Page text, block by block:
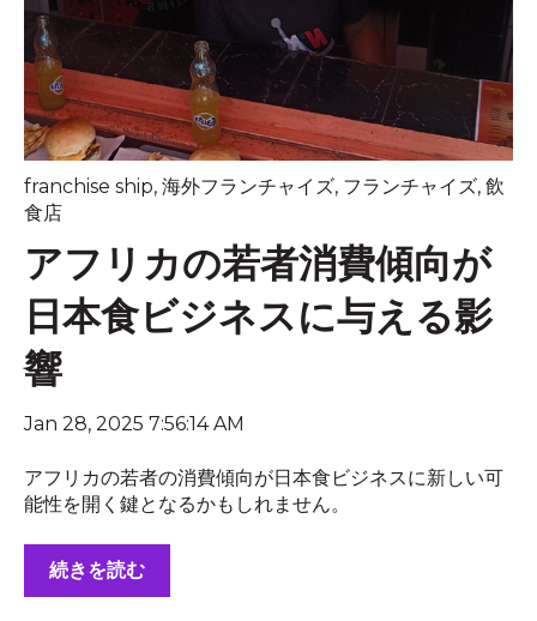
franchise ship, 海外フランチャイズ, フランチャイズ, 飲
食店
アフリカの若者消費傾向が
日本食ビジネスに与える影
響
Jan 28, 2025 7:56:14 AM
アフリカの若者の消費傾向が日本食ビジネスに新しい可
能性を開く鍵となるかもしれません。
続きを読む